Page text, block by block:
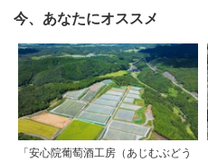
今、あなたにオススメ
「安心院葡萄酒工房（あじむぶどう